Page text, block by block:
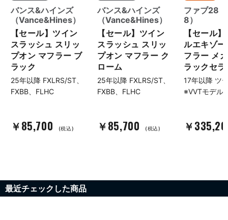
バンス&ハインズ
（Vance&Hines）
【セール】ツイン
スラッシュ スリッ
プオン マフラー ブ
ラック
25年以降 FXLRS/ST、
FXBB、FLHC
￥85,700 (税込)
バンス&ハインズ
（Vance&Hines）
【セール】ツイン
スラッシュ スリッ
プオン マフラー ク
ローム
25年以降 FXLRS/ST、
FXBB、FLHC
￥85,700 (税込)
ファブ28
8）
【セール
ルエキゾ
フラー メ
ラックセ
17年以降 ツ
※VVTモデル
￥
最近チェックした商品